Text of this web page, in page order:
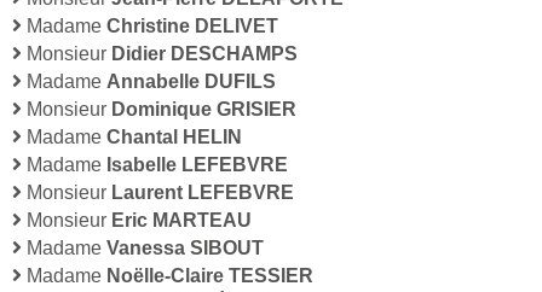
Madame Christine DELIVET
Monsieur Didier DESCHAMPS
Madame Annabelle DUFILS
Monsieur Dominique GRISIER
Madame Chantal HELIN
Madame Isabelle LEFEBVRE
Monsieur Laurent LEFEBVRE
Monsieur Eric MARTEAU
Madame Vanessa SIBOUT
Madame Noëlle-Claire TESSIER